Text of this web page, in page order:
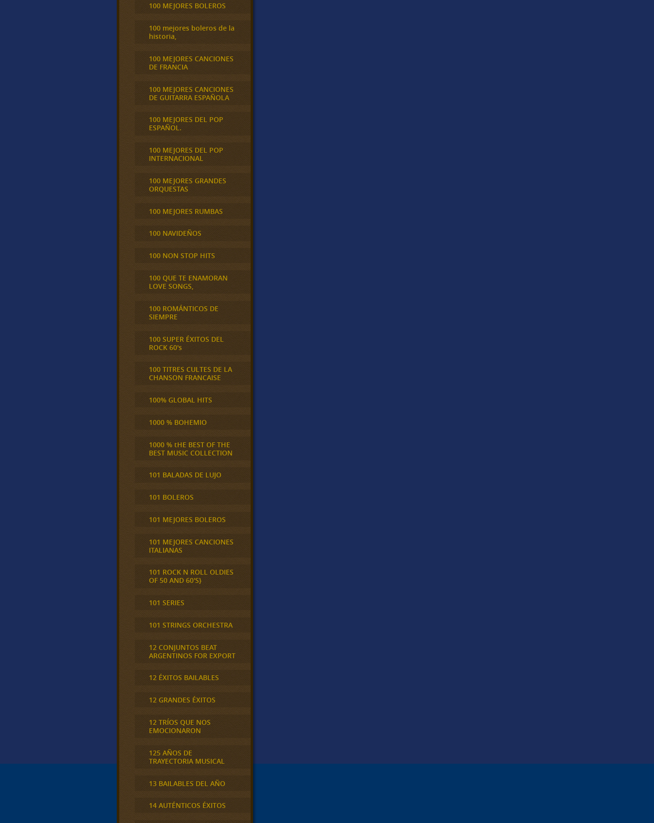
100 MEJORES BOLEROS
100 mejores boleros de la
historia,
100 MEJORES CANCIONES
DE FRANCIA
100 MEJORES CANCIONES
DE GUITARRA ESPAÑOLA
100 MEJORES DEL POP
ESPAÑOL.
100 MEJORES DEL POP
INTERNACIONAL
100 MEJORES GRANDES
ORQUESTAS
100 MEJORES RUMBAS
100 NAVIDEÑOS
100 NON STOP HITS
100 QUE TE ENAMORAN
LOVE SONGS,
100 ROMÁNTICOS DE
SIEMPRE
100 SUPER ÉXITOS DEL
ROCK 60's
100 TITRES CULTES DE LA
CHANSON FRANCAISE
100% GLOBAL HITS
1000 % BOHEMIO
1000 % tHE BEST OF THE
BEST MUSIC COLLECTION
101 BALADAS DE LUJO
101 BOLEROS
101 MEJORES BOLEROS
101 MEJORES CANCIONES
ITALIANAS
101 ROCK N ROLL OLDIES
OF 50 AND 60'S}
101 SERIES
101 STRINGS ORCHESTRA
12 CONJUNTOS BEAT
ARGENTINOS FOR EXPORT
12 ÉXITOS BAILABLES
12 GRANDES ÉXITOS
12 TRÍOS QUE NOS
EMOCIONARON
125 AÑOS DE
TRAYECTORIA MUSICAL
13 BAILABLES DEL AÑO
14 AUTÉNTICOS ÉXITOS